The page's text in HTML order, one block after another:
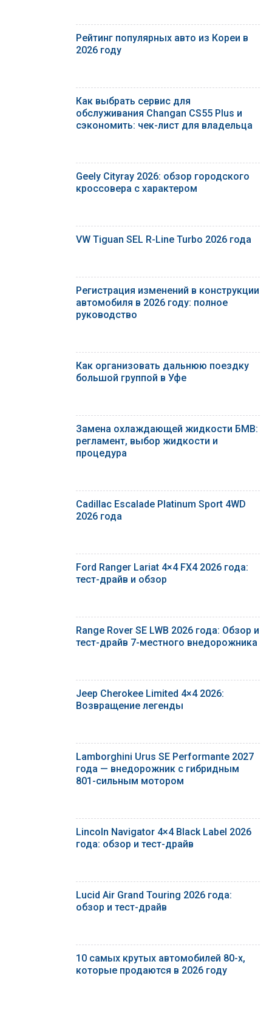
Рейтинг популярных авто из Кореи в
2026 году
Как выбрать сервис для
обслуживания Changan CS55 Plus и
сэкономить: чек-лист для владельца
Geely Cityray 2026: обзор городского
кроссовера с характером
VW Tiguan SEL R-Line Turbo 2026 года
Регистрация изменений в конструкции
автомобиля в 2026 году: полное
руководство
Как организовать дальнюю поездку
большой группой в Уфе
Замена охлаждающей жидкости БМВ:
регламент, выбор жидкости и
процедура
Cadillac Escalade Platinum Sport 4WD
2026 года
Ford Ranger Lariat 4×4 FX4 2026 года:
тест-драйв и обзор
Range Rover SE LWB 2026 года: Обзор и
тест-драйв 7-местного внедорожника
Jeep Cherokee Limited 4×4 2026:
Возвращение легенды
Lamborghini Urus SE Performante 2027
года — внедорожник с гибридным
801-сильным мотором
Lincoln Navigator 4×4 Black Label 2026
года: обзор и тест-драйв
Lucid Air Grand Touring 2026 года:
обзор и тест-драйв
10 самых крутых автомобилей 80-х,
которые продаются в 2026 году